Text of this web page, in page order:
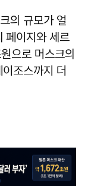
의 규모가 얼
페이지와 세르
으로 머스크의
조스까지 더